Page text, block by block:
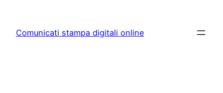
content
Comunicati stampa digitali online